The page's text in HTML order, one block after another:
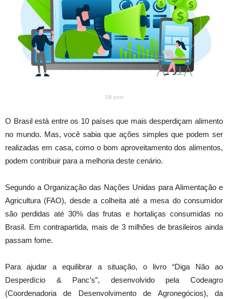
SB post
O Brasil está entre os 10 países que mais desperdiçam alimento
no mundo. Mas, você sabia que ações simples que podem ser
realizadas em casa, como o bom aproveitamento dos alimentos,
podem contribuir para a melhoria deste cenário.
Segundo a Organização das Nações Unidas para Alimentação e
Agricultura (FAO), desde a colheita até a mesa do consumidor
são perdidas até 30% das frutas e hortaliças consumidas no
Brasil. Em contrapartida, mais de 3 milhões de brasileiros ainda
passam fome.
Para ajudar a equilibrar a situação, o livro “Diga Não ao
Desperdício & Panc’s”, desenvolvido pela Codeagro
(Coordenadoria de Desenvolvimento de Agronegócios), da